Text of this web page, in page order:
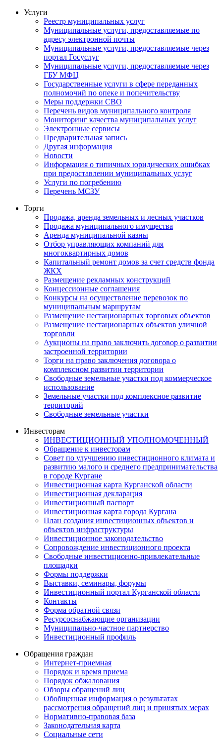
Услуги
Реестр муниципальных услуг
Муниципальные услуги, предоставляемые по
адресу электронной почты
Муниципальные услуги, предоставляемые через
портал Госуслуг
Муниципальные услуги, предоставляемые через
ГБУ МФЦ
Государственные услуги в сфере переданных
полномочий по опеке и попечительству
Меры поддержки СВО
Перечень видов муниципального контроля
Мониторинг качества муниципальных услуг
Электронные сервисы
Предварительная запись
Другая информация
Новости
Информация о типичных юридических ошибках
при предоставлении муниципальных услуг
Услуги по погребению
Перечень МСЗУ
Торги
Продажа, аренда земельных и лесных участков
Продажа муниципального имущества
Аренда муниципальной казны
Отбор управляющих компаний для
многоквартирных домов
Капитальный ремонт домов за счет средств фонда
ЖКХ
Размещение рекламных конструкций
Концессионные соглашения
Конкурсы на осуществление перевозок по
муниципальным маршрутам
Размещение нестационарных торговых объектов
Размещение нестационарных объектов уличной
торговли
Аукционы на право заключить договор о развитии
застроенной территории
Торги на право заключения договора о
комплексном развитии территории
Свободные земельные участки под коммерческое
использование
Земельные участки под комплексное развитие
территорий
Свободные земельные участки
Инвесторам
ИНВЕСТИЦИОННЫЙ УПОЛНОМОЧЕННЫЙ
Обращение к инвесторам
Совет по улучшению инвестиционного климата и
развитию малого и среднего предпринимательства
в городе Кургане
Инвестиционная карта Курганской области
Инвестиционная декларация
Инвестиционный паспорт
Инвестиционная карта города Кургана
План создания инвестиционных объектов и
объектов инфраструктуры
Инвестиционное законодательство
Сопровождение инвестиционного проекта
Свободные инвестиционно-привлекательные
площадки
Формы поддержки
Выставки, семинары, форумы
Инвестиционный портал Курганской области
Контакты
Форма обратной связи
Ресурсоснабжающие организации
Муниципально-частное партнерство
Инвестиционный профиль
Обращения граждан
Интернет-приемная
Порядок и время приема
Порядок обжалования
Обзоры обращений лиц
Обобщенная информация о результатах
рассмотрения обращений лиц и принятых мерах
Нормативно-правовая база
Законодательная карта
Социальные сети